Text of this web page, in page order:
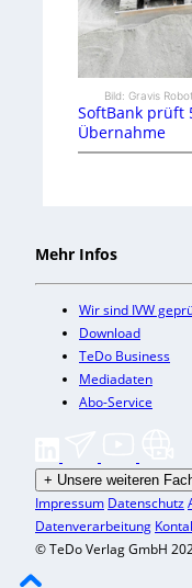
Bild: Gravis
SoftBank prüft
Übernahme
Mehr Infos
Wir sind IVW
Download
TeDo Business
Mediadaten
Abo-Service
+ Unsere weiteren
Impressum Datenschutz
Datenverarbeitung
© TeDo Verlag GmbH